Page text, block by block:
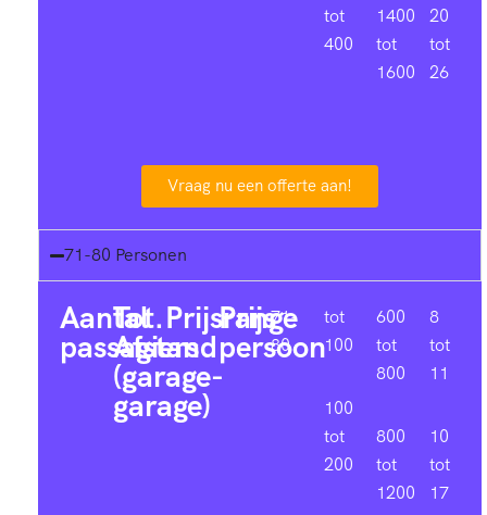
tot
400
1400
tot
1600
20
tot
26
Vraag nu een offerte aan!
71-80 Personen
Aantal
passagiers
Tot.
Afstand
(garage-
garage)
Prijsrange
Prijs
persoon
71-
80
tot
100
100
tot
200
600
tot
800
800
tot
1200
8
tot
11
10
tot
17